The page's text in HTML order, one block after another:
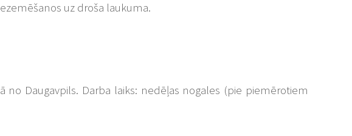
uz droša laukuma.
no Daugavpils. Darba laiks: nedēļas nogales (pie piemērotiem